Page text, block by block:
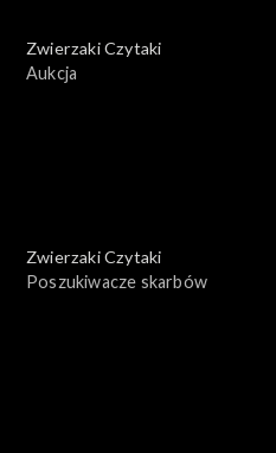
Zwierzaki Czytaki
Aukcja
Zwierzaki Czytaki
Poszukiwacze skarbów